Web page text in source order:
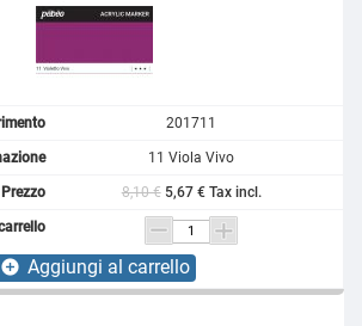
201711
11 Viola Vivo
8,10 € 5,67 € Tax incl.
add_circle Aggiungi al carrello